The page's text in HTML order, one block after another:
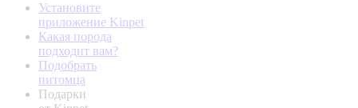
Установите
приложение Kinpet
Какая порода
подходит вам?
Подобрать
питомца
Подарки